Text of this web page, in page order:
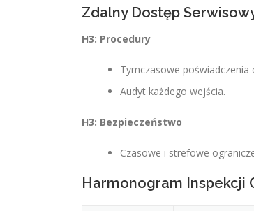
Zdalny Dostęp
H3: Procedury
Tymczasowe poświadczenia
Audyt każdego wejścia.
H3: Bezpieczeństwo
Czasowe i strefowe
Harmonogram Inspekcji